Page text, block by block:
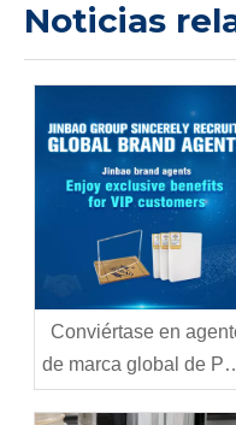
Noticias
Conviértase en
de marca global de
de Jinbao